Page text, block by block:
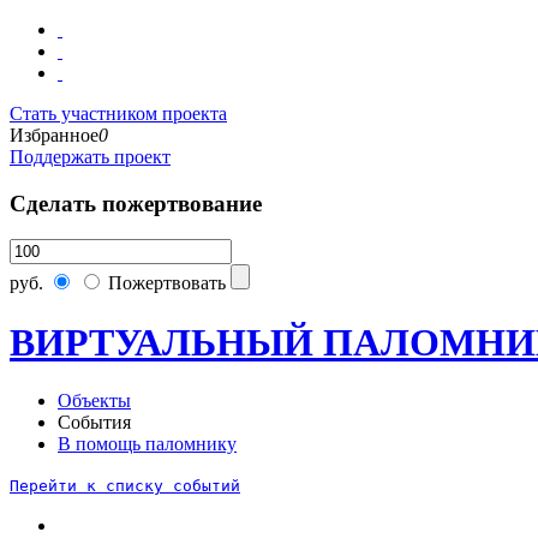
Стать участником проекта
Избранное0
Поддержать проект
Сделать пожертвование
руб. Пожертвовать
ВИРТУАЛЬНЫЙ
Объекты
События
В помощь паломнику
Перейти к списку событий